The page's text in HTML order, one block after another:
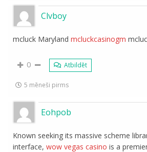
Clvboy
mcluck Marylandmcluckcasinogm
0 Atbildēt
5 mēneši pirms
Eohpob
Known seeking its massive scheme
interface,wow vegas casino is a premier sweepstakes casino